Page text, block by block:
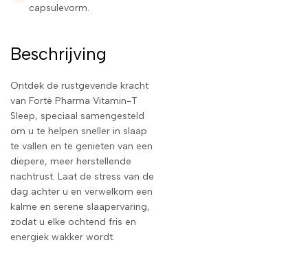
capsulevorm.
Beschrijving
Ontdek de rustgevende kracht
van Forté Pharma Vitamin-T
Sleep, speciaal samengesteld
om u te helpen sneller in slaap
te vallen en te genieten van een
diepere, meer herstellende
nachtrust. Laat de stress van de
dag achter u en verwelkom een
kalme en serene slaapervaring,
zodat u elke ochtend fris en
energiek wakker wordt.